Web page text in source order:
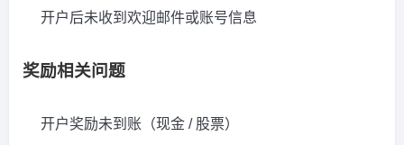
开户后未收到欢迎邮件或账号信息
奖励相关问题
开户奖励未到账（现金 / 股票）